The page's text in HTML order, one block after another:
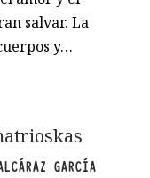
salvar. La
y…
GARCÍA